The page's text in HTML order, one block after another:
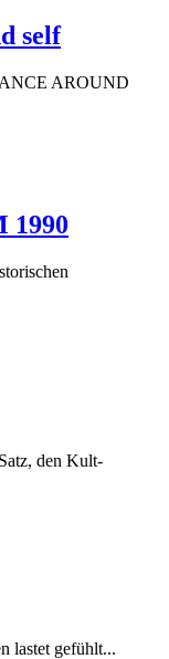
self
AROUND
1990
den Kult-
lastet gefühlt...